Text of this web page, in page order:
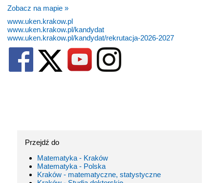
Zobacz na mapie »
www.uken.krakow.pl
www.uken.krakow.pl/kandydat
www.uken.krakow.pl/kandydat/rekrutacja-2026-2027
Przejdź do
Matematyka - Kraków
Matematyka - Polska
Kraków - matematyczne, statystyczne